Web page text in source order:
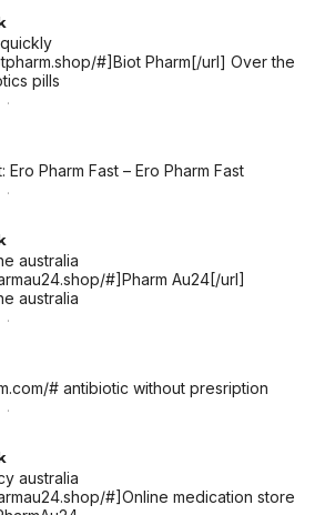
#]Biot Pharm[/url] Over the
pills
Ero Pharm Fast – Ero Pharm Fast
australia
#]Pharm Au24[/url]
australia
# antibiotic without presription
australia
#]Online medication store